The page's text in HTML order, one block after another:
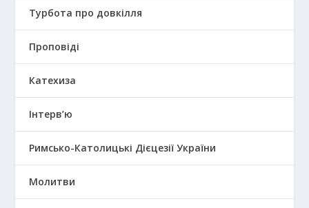
Турбота про довкілля
Проповіді
Катехиза
Інтерв’ю
Римсько-Католицькі Дієцезії України
Молитви